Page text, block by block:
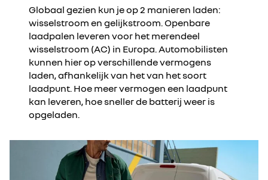
Globaal gezien kun je op 2 manieren laden:
wisselstroom en gelijkstroom. Openbare
laadpalen leveren voor het merendeel
wisselstroom (AC) in Europa. Automobilisten
kunnen hier op verschillende vermogens
laden, afhankelijk van het van het soort
laadpunt. Hoe meer vermogen een laadpunt
kan leveren, hoe sneller de batterij weer is
opgeladen.